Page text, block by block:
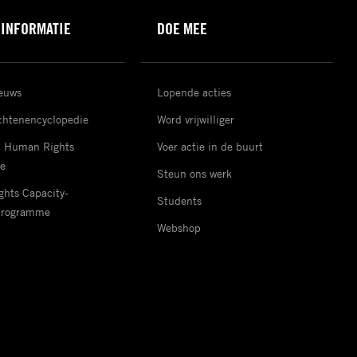
Human Rights
Capacity-
DOE MEE
Lopende acties
Word vrijwilliger
Voer actie in de buurt
Steun ons werk
Students
Webshop